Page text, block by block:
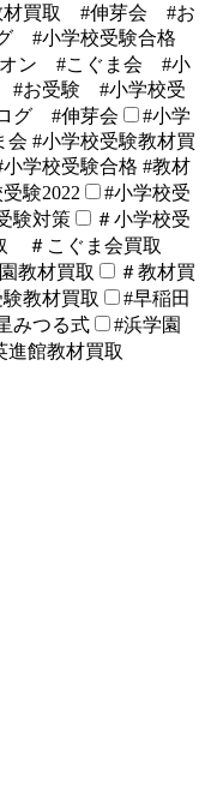
材買取 #伸芽会 #お
#小学校受験合格
ン #こぐま会 #小
#お受験 #小学校受
グ #伸芽会
#小学
会 #小学校受験教材買
学校受験合格 #教材
験2022
#小学校受
験対策
＃小学校受
＃こぐま会買取
教材買取
＃教材買
教材買取
#早稲田
みつる式
#浜学園
進館教材買取